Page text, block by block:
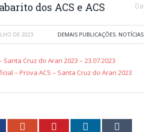
dos ACS e ACS 0
DE 2023 DEMAIS PUBLICAÇÕES, NOTÍCIAS
Santa Cruz do Arari 2023 – 23.07.2023
– Prova ACS – Santa Cruz do Arari 2023
Google+ Pinterest LinkedIn